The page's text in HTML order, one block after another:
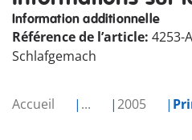
Accueil ... 2005
Information additionnelle
Référence de l’article: 4253-A
Schlafgemach